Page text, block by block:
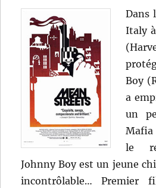
Dans
Italy
Boy
a
un
le
Johnny Boy est un jeune
incontrôlable… Premier